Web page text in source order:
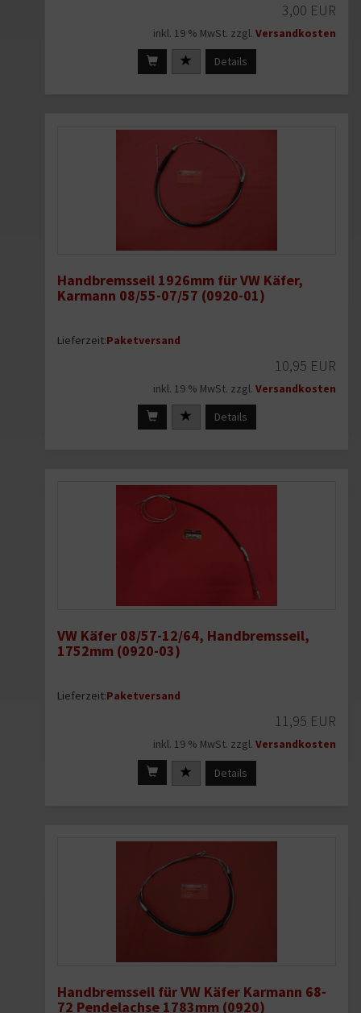
3,00 EUR
inkl. 19 % MwSt. zzgl. Versandkosten
Details
Handbremsseil 1926mm für VW Käfer,
Karmann 08/55-07/57 (0920-01)
Lieferzeit:Paketversand
10,95 EUR
inkl. 19 % MwSt. zzgl. Versandkosten
Details
VW Käfer 08/57-12/64, Handbremsseil,
1752mm (0920-03)
Lieferzeit:Paketversand
11,95 EUR
inkl. 19 % MwSt. zzgl. Versandkosten
Details
Handbremsseil für VW Käfer Karmann 68-
72 Pendelachse 1783mm (0920)